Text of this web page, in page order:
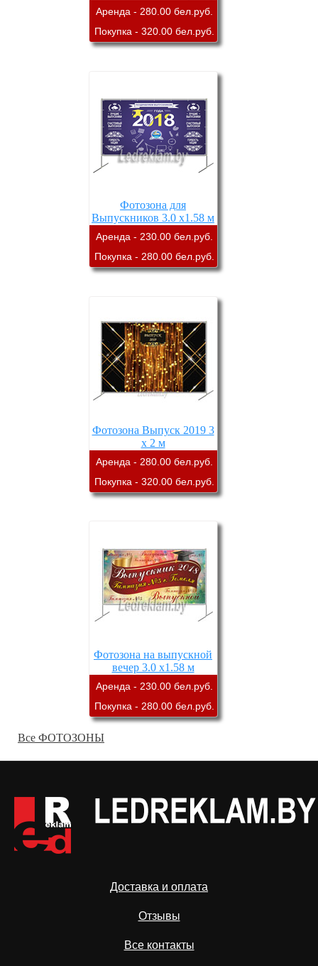
Аренда - 280.00 бел.руб.
Покупка - 320.00 бел.руб.
Фотозона для
Выпускников 3.0 х1.58 м
аренда
Аренда - 230.00 бел.руб.
Покупка - 280.00 бел.руб.
Фотозона Выпуск 2019 3
х 2 м
Аренда - 280.00 бел.руб.
Покупка - 320.00 бел.руб.
Фотозона на выпускной
вечер 3.0 х1.58 м
Аренда - 230.00 бел.руб.
Покупка - 280.00 бел.руб.
Все ФОТОЗОНЫ
Доставка и оплата
Отзывы
Все контакты